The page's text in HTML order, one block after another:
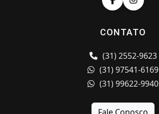
CONTATO
(31) 2552-9623
(31) 97541-6169
(31) 99622-9940